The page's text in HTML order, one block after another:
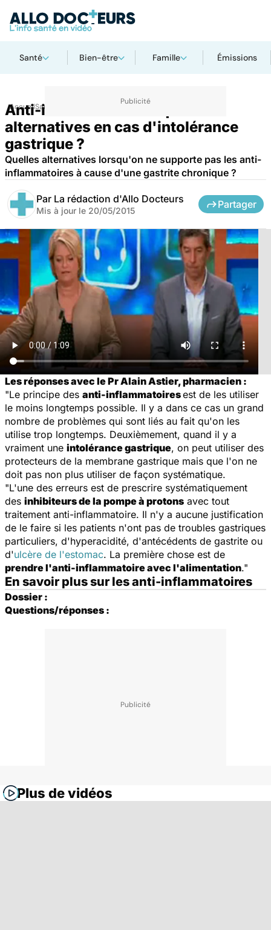
Santé Bien-être Famille Émissions
AccueilSanté
Anti-inflammatoires : quelles
alternatives en cas d'intolérance
gastrique ?
Quelles alternatives lorsqu'on ne supporte pas les anti-
inflammatoires à cause d'une gastrite chronique ?
Par La rédaction d'Allo Docteurs
Mis à jour le 20/05/2015
Partager
Les réponses avec le Pr Alain Astier, pharmacien :
"Le principe des anti-inflammatoiresest de les utiliser
le moins longtemps possible. Il y a dans ce cas un grand
nombre de problèmes qui sont liés au fait qu'on les
utilise trop longtemps. Deuxièmement, quand il y a
vraiment une intolérance gastrique, on peut utiliser des
protecteurs de la membrane gastrique mais que l'on ne
doit pas non plus utiliser de façon systématique.
"L'une des erreurs est de prescrire systématiquement
des inhibiteurs de la pompe à protons avec tout
traitement anti-inflammatoire. Il n'y a aucune justification
de le faire si les patients n'ont pas de troubles gastriques
particuliers, d'hyperacidité, d'antécédents de gastrite ou
d'ulcère de l'estomac. La première chose est de
prendre l'anti-inflammatoire avec l'alimentation."
En savoir plus sur les anti-inflammatoires
Dossier :
Questions/réponses :
Plus de vidéos